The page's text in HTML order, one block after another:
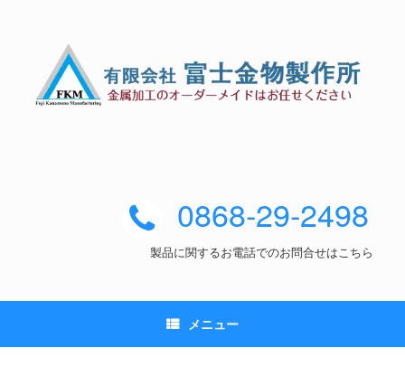
0868-29-2498
製品に関するお電話でのお問合せはこちら
メニュー